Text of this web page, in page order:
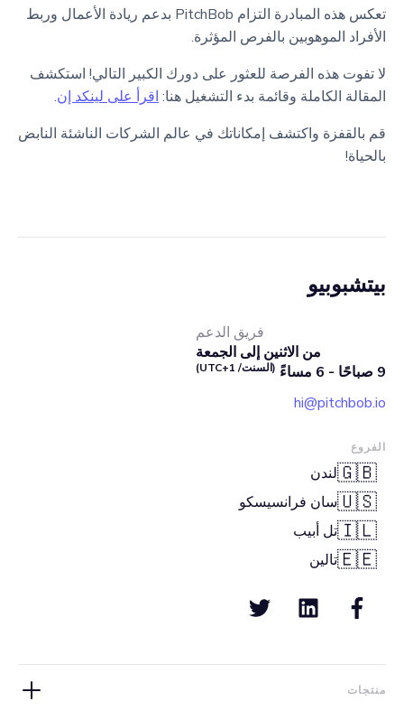
تعكس هذه المبادرة التزام PitchBob بدعم ريادة الأعمال وربط
الأفراد الموهوبين بالفرص المؤثرة.
لا تفوت هذه الفرصة للعثور على دورك الكبير التالي! استكشف
المقالة الكاملة وقائمة بدء التشغيل هنا: اقرأ على لينكد إن.
قم بالقفزة واكتشف إمكاناتك في عالم الشركات الناشئة النابض
بالحياة!
بيتشبوبيو
فريق الدعم
من الاثنين إلى الجمعة
9 صباحًا - 6 مساءً
(السنت/ UTC+1)
hi@pitchbob.io
الفروع
🇬🇧لندن
🇺🇸سان فرانسيسكو
🇮🇱تل أبيب
🇪🇪تالين
منتجات